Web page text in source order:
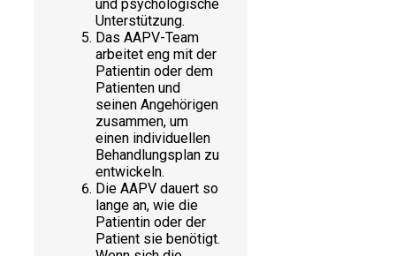
und psychologische
Unterstützung.
Das AAPV-Team
arbeitet eng mit der
Patientin oder dem
Patienten und
seinen Angehörigen
zusammen, um
einen individuellen
Behandlungsplan zu
entwickeln.
Die AAPV dauert so
lange an, wie die
Patientin oder der
Patient sie benötigt.